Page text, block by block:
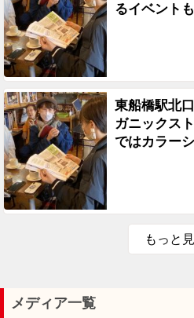
るイベント
東船橋駅北
ガニックス
ではカラー
もっと
メディア一覧